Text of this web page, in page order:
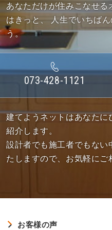
あなただけが住みこなせ
はきっと、
人生でいちば
う。
073-428-1121
建てようネットはあなた
紹介します。
設計者でも施工者でもない
たしますので、お気軽にご
お客様の声